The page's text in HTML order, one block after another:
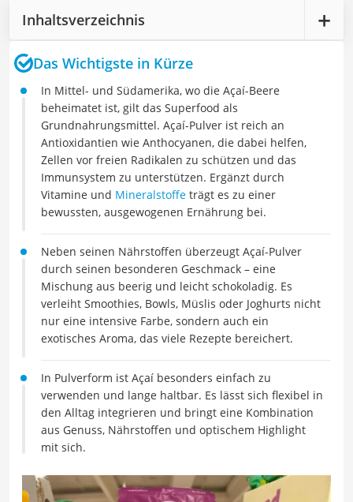
Inhaltsverzeichnis
Das Wichtigste in Kürze
In Mittel- und Südamerika, wo die Açaí-Beere
beheimatet ist, gilt das Superfood als
Grundnahrungsmittel. Açaí-Pulver ist reich an
Antioxidantien wie Anthocyanen, die dabei helfen,
Zellen vor freien Radikalen zu schützen und das
Immunsystem zu unterstützen. Ergänzt durch
Vitamine und Mineralstoffe trägt es zu einer
bewussten, ausgewogenen Ernährung bei.
Neben seinen Nährstoffen überzeugt Açaí-Pulver
durch seinen besonderen Geschmack – eine
Mischung aus beerig und leicht schokoladig. Es
verleiht Smoothies, Bowls, Müslis oder Joghurts nicht
nur eine intensive Farbe, sondern auch ein
exotisches Aroma, das viele Rezepte bereichert.
In Pulverform ist Açaí besonders einfach zu
verwenden und lange haltbar. Es lässt sich flexibel in
den Alltag integrieren und bringt eine Kombination
aus Genuss, Nährstoffen und optischem Highlight
mit sich.